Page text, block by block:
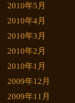
2010年5月
2010年4月
2010年3月
2010年2月
2010年1月
2009年12月
2009年11月